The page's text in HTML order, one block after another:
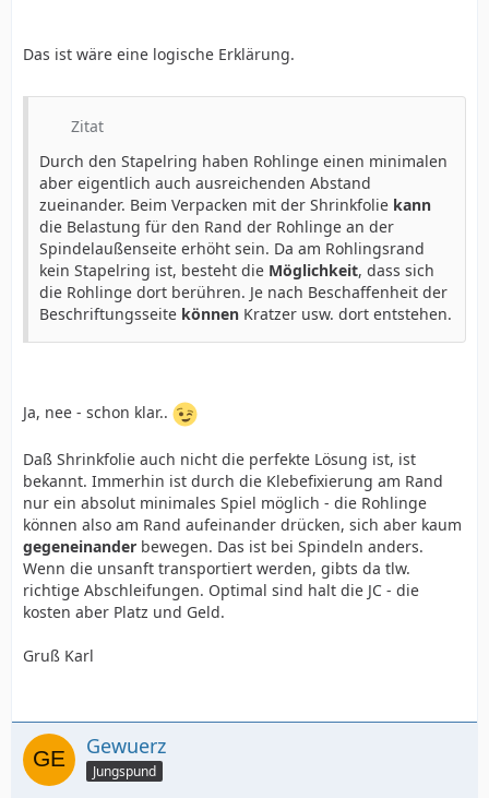
Das ist wäre eine logische Erklärung.
Zitat
Durch den Stapelring haben Rohlinge einen minimalen
aber eigentlich auch ausreichenden Abstand
zueinander. Beim Verpacken mit der Shrinkfolie kann
die Belastung für den Rand der Rohlinge an der
Spindelaußenseite erhöht sein. Da am Rohlingsrand
kein Stapelring ist, besteht die Möglichkeit, dass sich
die Rohlinge dort berühren. Je nach Beschaffenheit der
Beschriftungsseite können Kratzer usw. dort entstehen.
Ja, nee - schon klar..
Daß Shrinkfolie auch nicht die perfekte Lösung ist, ist
bekannt. Immerhin ist durch die Klebefixierung am Rand
nur ein absolut minimales Spiel möglich - die Rohlinge
können also am Rand aufeinander drücken, sich aber kaum
gegeneinander bewegen. Das ist bei Spindeln anders.
Wenn die unsanft transportiert werden, gibts da tlw.
richtige Abschleifungen. Optimal sind halt die JC - die
kosten aber Platz und Geld.
Gruß Karl
Gewuerz
Jungspund